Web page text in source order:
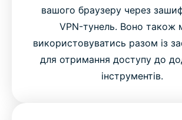
вашого браузеру через
VPN-тунель. Воно також
використовуватись разом із
для отримання доступу до
інструментів.